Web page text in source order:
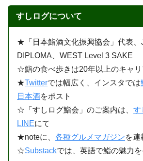
すしログについて
★「日本鮨酒文化振興協会」代表、
DIPLOMA、WEST Level 3 SAKE
☆鮨の食べ歩きは20年以上のキャリ
★Twitterでは幅広く、インスタでは
日本酒をポスト
☆「すしログ鮨会」のご案内は、す
LINEにて
★noteに、各種グルメマガジンを連
☆Substackでは、英語で鮨の魅力を